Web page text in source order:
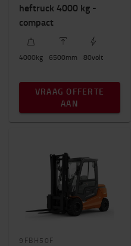
Hefhoogte (mm)
6500mm
Aantal wielen
Totale hoogte (mm)
heftruck 4000 kg -
compact
4000kg 6500mm 80volt
VRAAG OFFERTE
AAN
9FBH50F